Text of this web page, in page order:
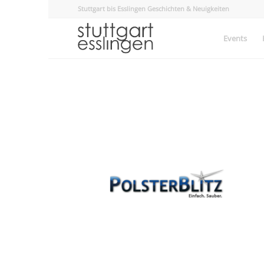
Stuttgart bis Esslingen Geschichten & Neuigkeiten
Events